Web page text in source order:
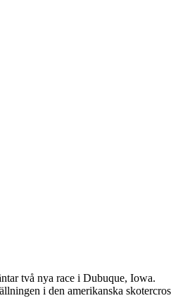
två nya race i Dubuque, Iowa.
i den amerikanska